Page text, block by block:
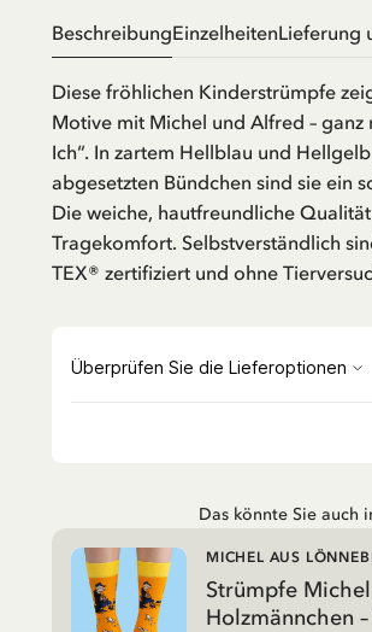
BeschreibungEinzelheitenLieferung
Diese fröhlichen Kinderstrümpfe
Motive mit Michel und Alfred –
Ich“. In zartem Hellblau und
abgesetzten Bündchen sind sie ein
Die weiche, hautfreundliche
Tragekomfort. Selbstverständlich
TEX® zertifiziert und ohne
Das könnte Sie auch
Strümpfe
Holzmännchen
MICHEL AUS